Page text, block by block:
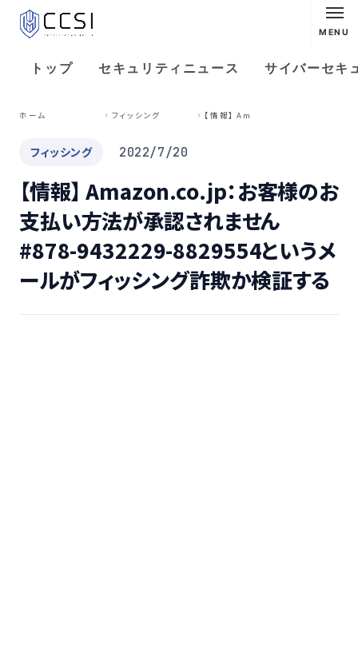
MENU
トップ セキュリティニュース サイバーセキ
ホーム フィッシング
フィッシング 2022/7/20
【情報】 Amazon.co.jp：お客様のお
支払い方法が承認されません
#878-9432229-8829554というメ
ールがフィッシング詐欺か検証する